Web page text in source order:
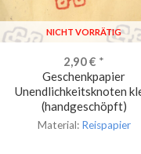
NICHT VORRÄTIG
2,90€ *
Geschenkpapier
Unendlichkeitsknoten
(handgeschöpft)
Material: Reispapier